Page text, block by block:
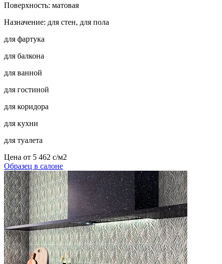
Поверхность: матовая
Назначение: для стен, для пола
для фартука
для балкона
для ванной
для гостиной
для коридора
для кухни
для туалета
Цена от 5 462 c/м2
Образец в салоне